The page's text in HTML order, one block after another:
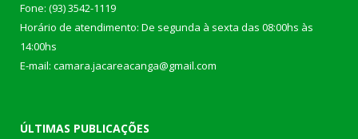
Fone: (93) 3542-1119
Horário de atendimento: De segunda à sexta das 08:00hs às
14:00hs
E-mail: camara.jacareacanga@gmail.com
ÚLTIMAS PUBLICAÇÕES